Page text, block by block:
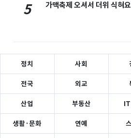
5 가맥축제 오셔서 더위 식혀요
정치 사회
전국 외교
산업 부동산
생활·문화 연예